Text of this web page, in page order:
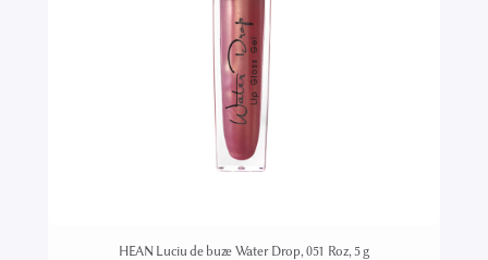
HEAN Luciu de buze Water Drop, 051 Roz, 5 g